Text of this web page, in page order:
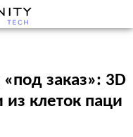
заказ»: 3D
из клеток паци